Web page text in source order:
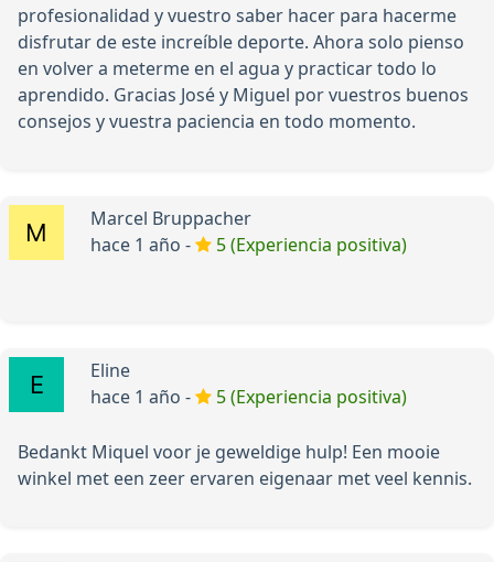
profesionalidad y vuestro saber hacer para hacerme
disfrutar de este increíble deporte. Ahora solo pienso
en volver a meterme en el agua y practicar todo lo
aprendido. Gracias José y Miguel por vuestros buenos
consejos y vuestra paciencia en todo momento.
Marcel Bruppacher
hace 1 año -
5 (Experiencia positiva)
Eline
hace 1 año -
5 (Experiencia positiva)
Bedankt Miquel voor je geweldige hulp! Een mooie
winkel met een zeer ervaren eigenaar met veel kennis.